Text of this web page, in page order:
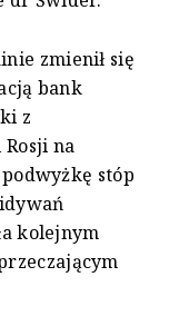
zmienił się
bank
z
na
stóp
kolejnym